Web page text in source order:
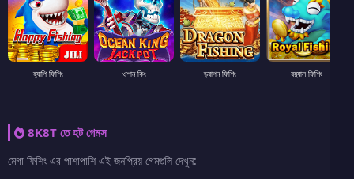
হ্যাপি ফিশিং ওশান কিং ড্রাগন ফিশিং রয়্যাল ফিশিং
8K8T তে হট গেমস
মেগা ফিশিং এর পাশাপাশি এই জনপ্রিয় গেমগুলি দেখুন: